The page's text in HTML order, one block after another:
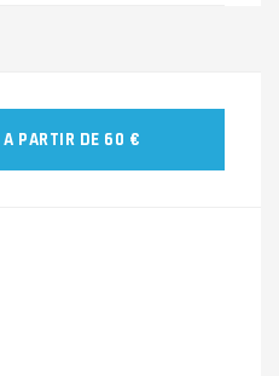
PARTIR DE 60 €